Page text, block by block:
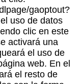
gaoptout?
uso de datos
clic en este
activará una
el uso de
web. En el
el resto de